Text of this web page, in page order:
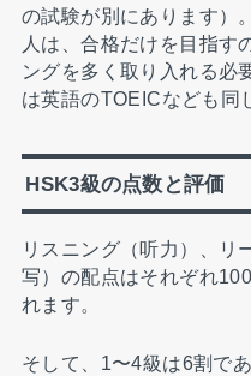
の試験が別にあります）
人は、合格だけを目指す
ングを多く取り入れる必
は英語のTOEICなども同
HSK3級の点数と評価
リスニング（听力）、リ
写）の配点はそれぞれ
れます。
そして、1〜4級は6割で